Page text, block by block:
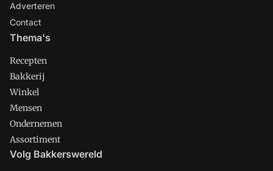
Adverteren
Contact
Thema's
Recepten
Bakkerij
Winkel
Mensen
Ondernemen
Assortiment
Volg Bakkerswereld